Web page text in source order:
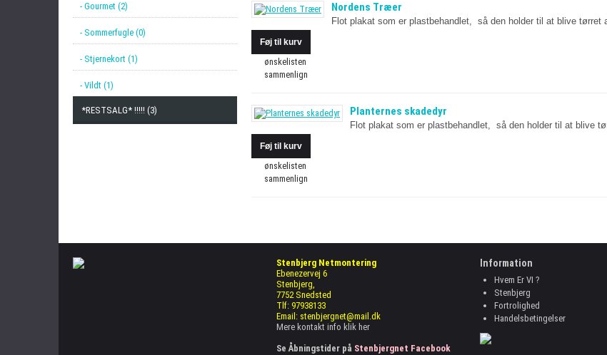
- Gourmet (2)
- Sommerfugle (0)
- Stjernekort (1)
- Vildt (1)
*RESTSALG* !!!!! (3)
Nordens Træer
Flot plakat som er plastbehandlet, så den holder til at blive tørret
ønskelisten
sammenlign
Planternes skadedyr
Flot plakat som er plastbehandlet, så den holder til at blive
ønskelisten
sammenlign
Stenbjerg Netmontering
Ebenezervej 6
Stenbjerg,
7752 Snedsted
Tlf: 97938133
Email: stenbjergnet@mail.dk
Mere kontakt info klik her
Se Åbningstider på Stenbjergnet Facebook
Information
Hvem Er VI ?
Stenbjerg
Fortrolighed
Handelsbetingelser